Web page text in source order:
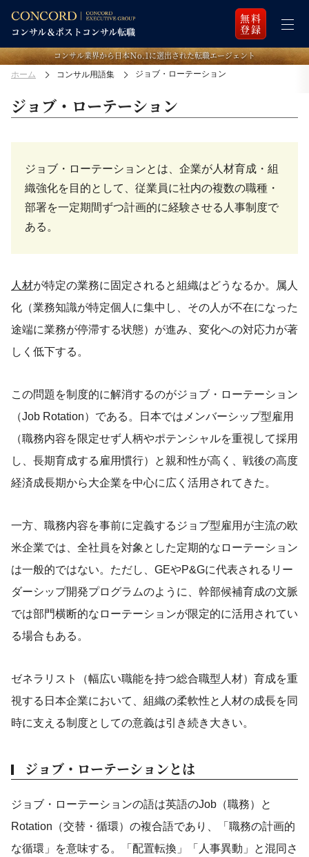
無料
登録
コンサル業界から日本Ｎo.1に選出された転職エージェント
ホーム コンサル用語集 ジョブ・ローテーション
ジョブ・ローテーション
ジョブ・ローテーションとは、企業が人材育成・組
織強化を目的として、従業員に社内の複数の職種・
部署を一定期間ずつ計画的に経験させる人事制度で
ある。
人材が特定の業務に固定されると組織はどうなるか。属人
化（業務知識が特定個人に集中し、その人が不在になった
途端に業務が停滞する状態）が進み、変化への対応力が著
しく低下する。
この問題を制度的に解消するのがジョブ・ローテーション
（Job Rotation）である。日本ではメンバーシップ型雇用
（職務内容を限定せず人柄やポテンシャルを重視して採用
し、長期育成する雇用慣行）と親和性が高く、戦後の高度
経済成長期から大企業を中心に広く活用されてきた。
一方、職務内容を事前に定義するジョブ型雇用が主流の欧
米企業では、全社員を対象とした定期的なローテーション
は一般的ではない。ただし、GEやP&Gに代表されるリー
ダーシップ開発プログラムのように、幹部候補育成の文脈
では部門横断的なローテーションが限定的に活用されてい
る場合もある。
ゼネラリスト（幅広い職能を持つ総合職型人材）育成を重
視する日本企業において、組織の柔軟性と人材の成長を同
時に支える制度としての意義は引き続き大きい。
ジョブ・ローテーションとは
ジョブ・ローテーションの語は英語のJob（職務）と
Rotation（交替・循環）の複合語であり、「職務の計画的
な循環」を意味する。「配置転換」「人事異動」と混同さ